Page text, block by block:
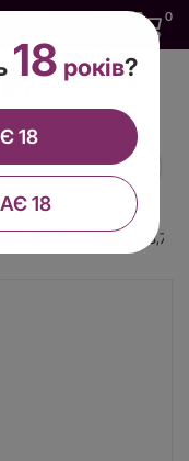
0
Flesh, TPE, діаметр 3,7 см
18 років?
18
18